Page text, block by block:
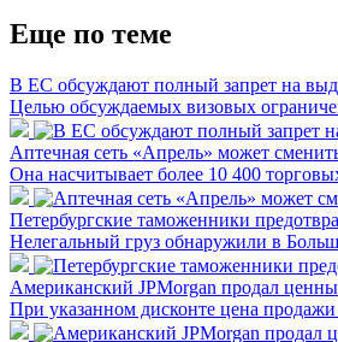
Еще по теме
В ЕС обсуждают полный запрет на
Целью обсуждаемых визовых
Аптечная сеть «Апрель» может
Она насчитывает более 10 400
Петербургские таможенники
Нелегальный груз обнаружили в
Американский JPMorgan продал
При указанном дисконте цена